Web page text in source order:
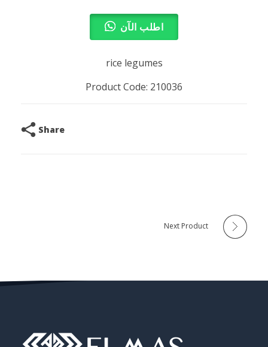
اطلب الآن
rice legumes
Product Code: 210036
Share
Next Product